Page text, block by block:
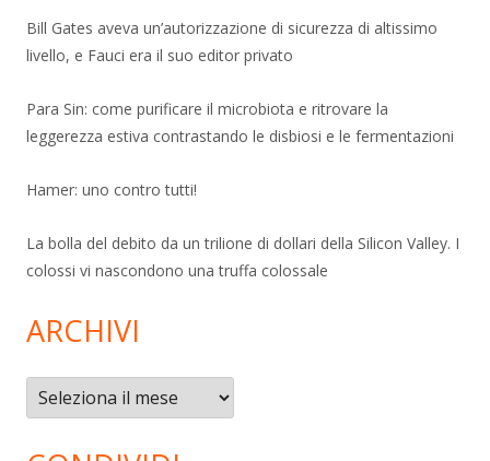
Bill Gates aveva un’autorizzazione di sicurezza di altissimo
livello, e Fauci era il suo editor privato
Para Sin: come purificare il microbiota e ritrovare la
leggerezza estiva contrastando le disbiosi e le fermentazioni
Hamer: uno contro tutti!
La bolla del debito da un trilione di dollari della Silicon Valley. I
colossi vi nascondono una truffa colossale
ARCHIVI
Archivi